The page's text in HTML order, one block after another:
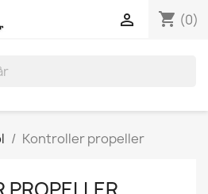
shopping_cart (0)

Kontroller propeller